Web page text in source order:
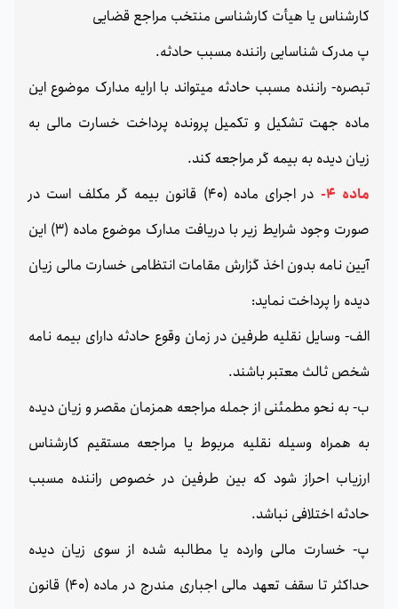
کارشناس یا هیأت کارشناسی منتخب مراجع قضایی
پ مدرک شناسایی راننده مسبب حادثه.
تبصره- راننده مسبب حادثه میتواند با ارایه مدارک موضوع این
ماده جهت تشکیل و تکمیل پرونده پرداخت خسارت مالی به
زیان دیده به بیمه گر مراجعه کند.
ماده 4-
در اجرای ماده (40) قانون بیمه گر مکلف است در
صورت وجود شرایط زیر با دریافت مدارک موضوع ماده (3) این
آیین نامه بدون اخذ گزارش مقامات انتظامی خسارت مالی زیان
دیده را پرداخت نماید:
الف- وسایل نقلیه طرفین در زمان وقوع حادثه دارای بیمه نامه
شخص ثالث معتبر باشند.
ب- به نحو مطمئنی از جمله مراجعه همزمان مقصر و زیان دیده
به همراه وسیله نقلیه مربوط یا مراجعه مستقیم کارشناس
ارزیاب احراز شود که بین طرفین در خصوص راننده مسبب
حادثه اختلافی نباشد.
پ- خسارت مالی وارده یا مطالبه شده از سوی زیان دیده
حداکثر تا سقف تعهد مالی اجباری مندرج در ماده (40) قانون